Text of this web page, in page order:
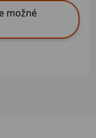
možné